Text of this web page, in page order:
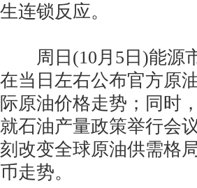
生连锁反应。
周日(10月5日)能源市
在当日左右公布官方原
际原油价格走势；同时
就石油产量政策举行会
刻改变全球原油供需格
币走势。